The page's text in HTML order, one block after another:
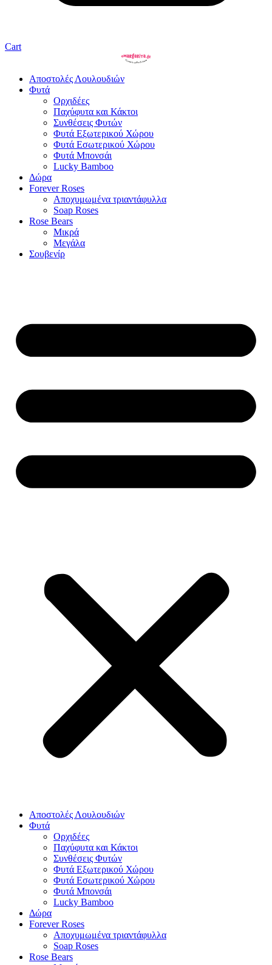
Cart
Αποστολές Λουλουδιών
Φυτά
Ορχιδέες
Παχύφυτα και Κάκτοι
Συνθέσεις Φυτών
Φυτά Εξωτερικού Χώρου
Φυτά Εσωτερικού Χώρου
Φυτά Μπονσάι
Lucky Bamboo
Δώρα
Forever Roses
Αποχυμωμένα τριαντάφυλλα
Soap Roses
Rose Βears
Μικρά
Μεγάλα
Σουβενίρ
Αποστολές Λουλουδιών
Φυτά
Ορχιδέες
Παχύφυτα και Κάκτοι
Συνθέσεις Φυτών
Φυτά Εξωτερικού Χώρου
Φυτά Εσωτερικού Χώρου
Φυτά Μπονσάι
Lucky Bamboo
Δώρα
Forever Roses
Αποχυμωμένα τριαντάφυλλα
Soap Roses
Rose Βears